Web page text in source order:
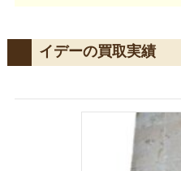
イデーの買取実績